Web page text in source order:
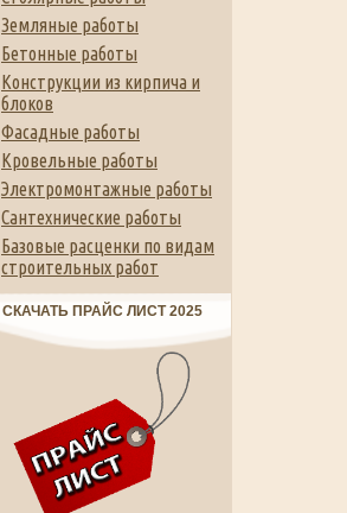
Земляные работы
Бетонные работы
Конструкции из кирпича и
блоков
Фасадные работы
Кровельные работы
Электромонтажные работы
Сантехнические работы
Базовые расценки по видам
строительных работ
СКАЧАТЬ ПРАЙС ЛИСТ 2025